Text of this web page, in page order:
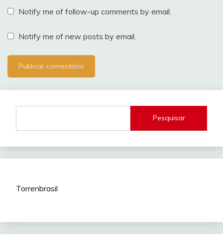
Notify me of follow-up comments by email.
Notify me of new posts by email.
Pesquisar
Torrenbrasil